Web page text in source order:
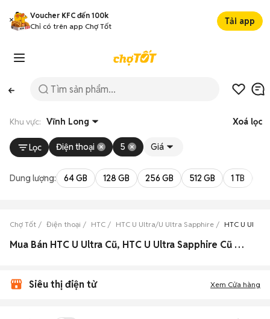
Voucher KFC đến 100k
Chỉ có trên app Chợ Tốt
Tải app
Khu vực: Vĩnh Long Xoá lọc
Lọc Điện thoại 5 Giá
Dung lượng: 64 GB 128 GB 256 GB 512 GB 1 TB
Chợ Tốt Điện thoại HTC HTC U Ultra/U Ultra Sapphire HTC U Ultra/
Mua Bán HTC U Ultra Cũ, HTC U Ultra Sapphire Cũ Giá Rẻ Vĩnh Long
Siêu thị điện tử Xem Cửa hàng